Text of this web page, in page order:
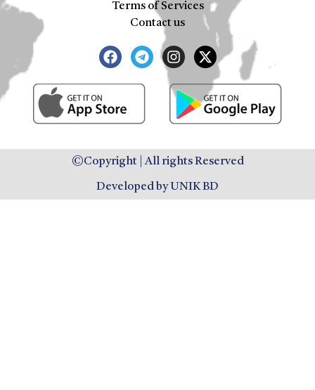
Terms of Services
Contact us
©Copyright | All rights Reserved
Developed by UNIK BD